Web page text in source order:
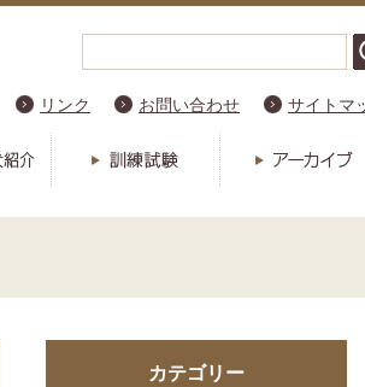
リンク お問い合わせ サイトマ
カテゴリー